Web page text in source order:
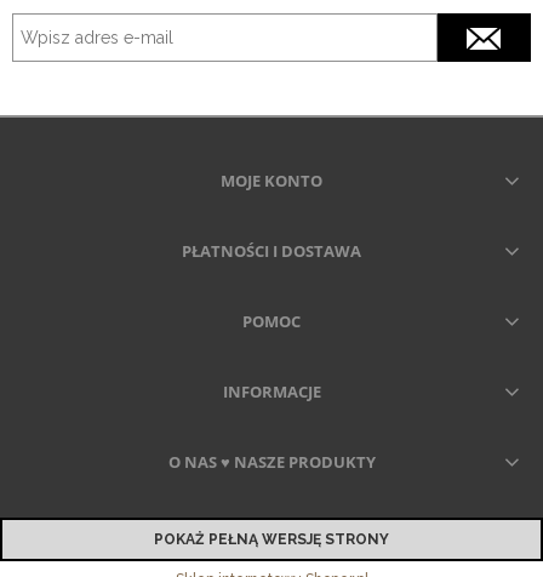
MOJE KONTO
PŁATNOŚCI I DOSTAWA
POMOC
INFORMACJE
O NAS ♥ NASZE PRODUKTY
POKAŻ PEŁNĄ WERSJĘ STRONY